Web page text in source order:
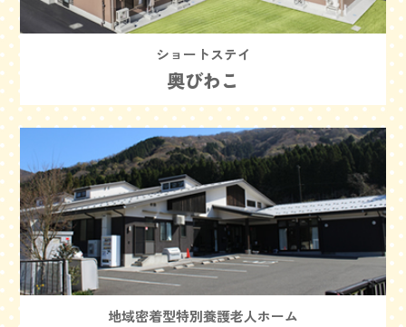
ショートステイ
奥びわこ
地域密着型特別養護老人ホーム